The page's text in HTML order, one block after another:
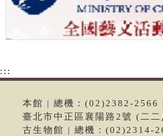
:::
本館 | 總機：(02)2382-2566
臺北市中正區襄陽路2號 (二
古生物館 | 總機：(02)2314-